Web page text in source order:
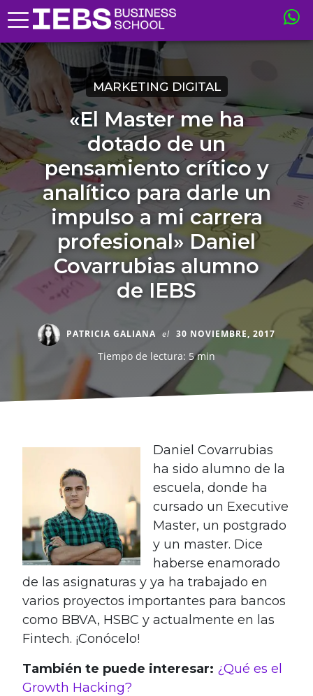
MARKETING DIGITAL
«El Master me ha
dotado de un
pensamiento crítico y
analítico para darle un
impulso a mi carrera
profesional» Daniel
Covarrubias alumno
de IEBS
PATRICIA GALIANA el 30 NOVIEMBRE, 2017
Tiempo de lectura: 5 min
Daniel Covarrubias
ha sido alumno de la
escuela, donde ha
cursado un Executive
Master, un postgrado
y un master. Dice
haberse enamorado
de las asignaturas y ya ha trabajado en
varios proyectos importantes para bancos
como BBVA, HSBC y actualmente en las
Fintech. ¡Conócelo!
También te puede interesar: ¿Qué es el
Growth Hacking?